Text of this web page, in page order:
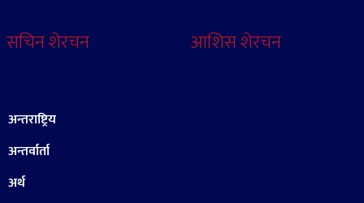
सचिन शेरचन आशिस शेरचन
अन्तराष्ट्रिय
अन्तर्वार्ता
अर्थ